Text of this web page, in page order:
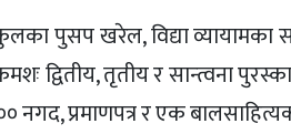
पुसप खरेल, विद्या व्यायामका
द्वितीय, तृतीय र सान्त्वना
नगद, प्रमाणपत्र र एक